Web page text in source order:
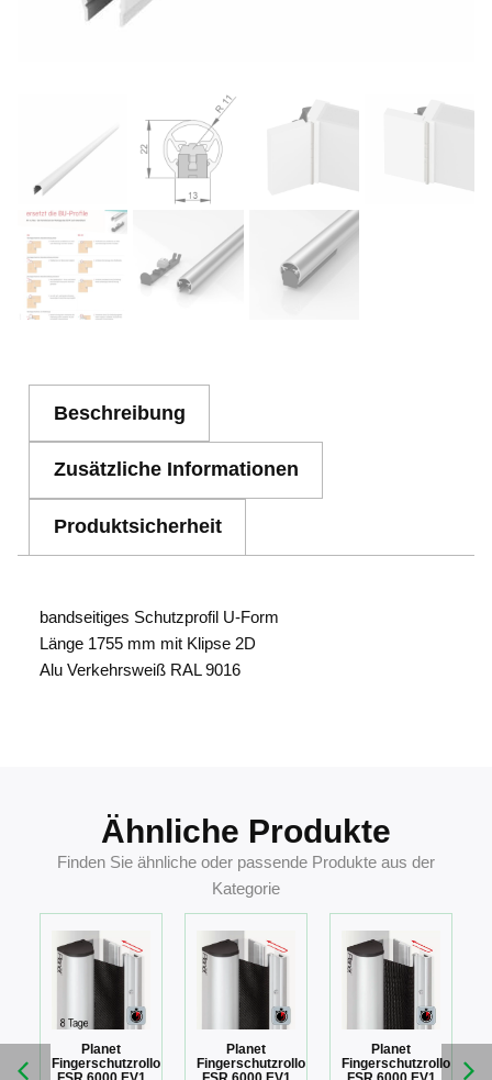
Beschreibung
Zusätzliche Informationen
Produktsicherheit
bandseitiges Schutzprofil U-Form
Länge 1755 mm mit Klipse 2D
Alu Verkehrsweiß RAL 9016
Ähnliche Produkte
Finden Sie ähnliche oder passende Produkte aus der
Kategorie
Planet
Fingerschutzrollo
Planet
Fingerschutzrollo
Planet
Fingerschutzrollo